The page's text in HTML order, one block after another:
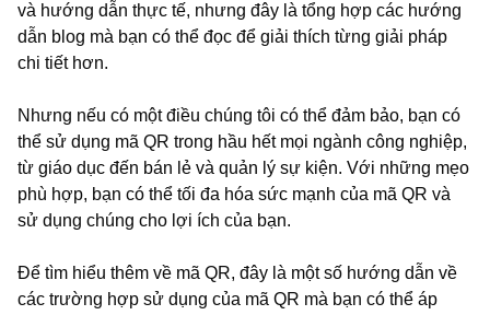
và hướng dẫn thực tế, nhưng đây là tổng hợp các hướng
dẫn blog mà bạn có thể đọc để giải thích từng giải pháp
chi tiết hơn.
Nhưng nếu có một điều chúng tôi có thể đảm bảo, bạn có
thể sử dụng mã QR trong hầu hết mọi ngành công nghiệp,
từ giáo dục đến bán lẻ và quản lý sự kiện. Với những mẹo
phù hợp, bạn có thể tối đa hóa sức mạnh của mã QR và
sử dụng chúng cho lợi ích của bạn.
Để tìm hiểu thêm về mã QR, đây là một số hướng dẫn về
các trường hợp sử dụng của mã QR mà bạn có thể áp